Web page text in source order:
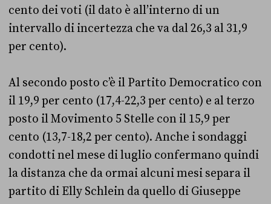
cento dei voti (il dato è all’interno di un
intervallo di incertezza che va dal 26,3 al 31,9
per cento).
Al secondo posto c’è il Partito Democratico con
il 19,9 per cento (17,4-22,3 per cento) e al terzo
posto il Movimento 5 Stelle con il 15,9 per
cento (13,7-18,2 per cento). Anche i sondaggi
condotti nel mese di luglio confermano quindi
la distanza che da ormai alcuni mesi separa il
partito di Elly Schlein da quello di Giuseppe